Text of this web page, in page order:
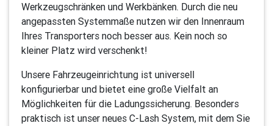
Werkzeugschränken und Werkbänken. Durch die neu
angepassten Systemmaße nutzen wir den Innenraum
Ihres Transporters noch besser aus. Kein noch so
kleiner Platz wird verschenkt!
Unsere Fahrzeugeinrichtung ist universell
konfigurierbar und bietet eine große Vielfalt an
Möglichkeiten für die Ladungssicherung. Besonders
praktisch ist unser neues C-Lash System, mit dem Sie